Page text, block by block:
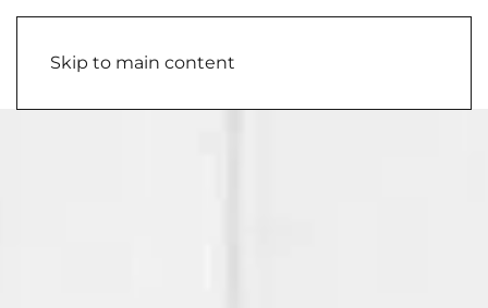
Skip to main content